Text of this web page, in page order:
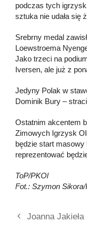
podczas tych
sztuka nie udała się
Srebrny medal
Loewstroema
Jako trzeci na
Iversen, ale już z
Jedyny Polak w
Dominik Bury –
Ostatnim akcentem
Zimowych Igrzysk
będzie start
reprezentować
ToP/PKOl
Fot.: Szymon
Joanna